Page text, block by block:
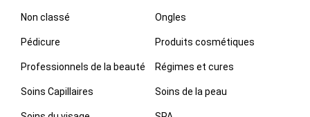
Non classé Ongles
Pédicure Produits cosmétiques
Professionnels de la beauté Régimes et cures
Soins Capillaires Soins de la peau